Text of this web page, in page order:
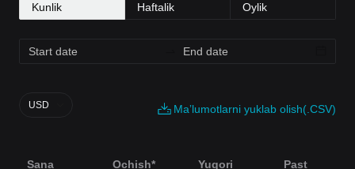
Kunlik Haftalik Oylik
Maʼlumotlarni yuklab olish(.CSV)
USD
Sana Ochish* Yuqori Past